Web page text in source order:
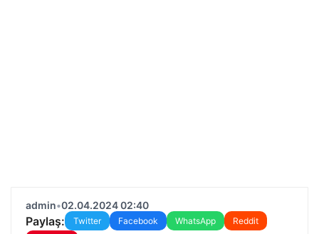
admin•02.04.2024 02:40
Paylaş: Twitter Facebook WhatsApp
Reddit